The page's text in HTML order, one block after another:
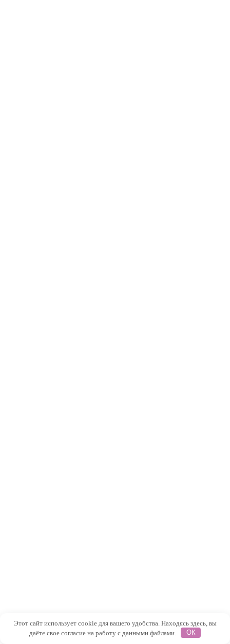
Этот сайт использует cookie для вашего удобства. Находясь здесь, вы
даёте свое согласие на работу с данными файлами.
ОК